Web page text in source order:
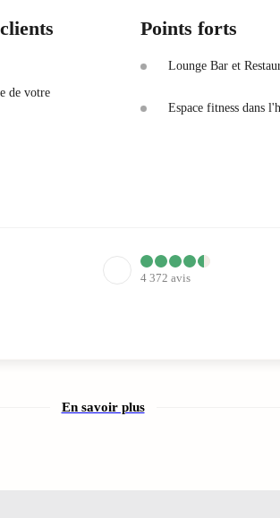
de votre
Points forts
Lounge Bar et
Espace fitness dans
4 372 avis
En savoir plus